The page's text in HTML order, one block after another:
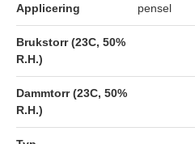
Applicering pensel
Brukstorr (23C, 50%
R.H.)
Dammtorr (23C, 50%
R.H.)